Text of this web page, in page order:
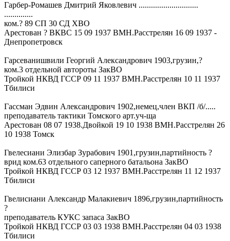
Гарбер-Ромашев Дмитрий Яковлевич .............................
..............
ком.? 89 СП 30 СД ХВО
Арестован ? ВКВС 15 09 1937 ВМН.Расстрелян 16 09 1937 -
Днепропетровск
Гарсеванишвили Георгий Александрович 1903,грузин,?
ком.3 отдельной автороты ЗакВО
Тройкой НКВД ГССР 09 11 1937 ВМН.Расстрелян 10 11 1937
Тбилиси
Гассман Эдвин Александрович 1902,немец,член ВКП /б/.....
преподаватель тактики Томского арт.уч-ща
Арестован 08 07 1938.Двойкой 19 10 1938 ВМН.Расстрелян 26
10 1938 Томск
Гвелесиани Элизбар Зурабович 1901,грузин,партийность ?
врид ком.63 отдельного саперного батальона ЗакВО
Тройкой НКВД ГССР 03 12 1937 ВМН.Расстрелян 11 12 1937
Тбилиси
Гвелисиани Александр Малакиевич 1896,грузин,партийность
?
преподаватель КУКС запаса ЗакВО
Тройкой НКВД ГССР 03 03 1938 ВМН.Расстрелян 04 03 1938
Тбилиси